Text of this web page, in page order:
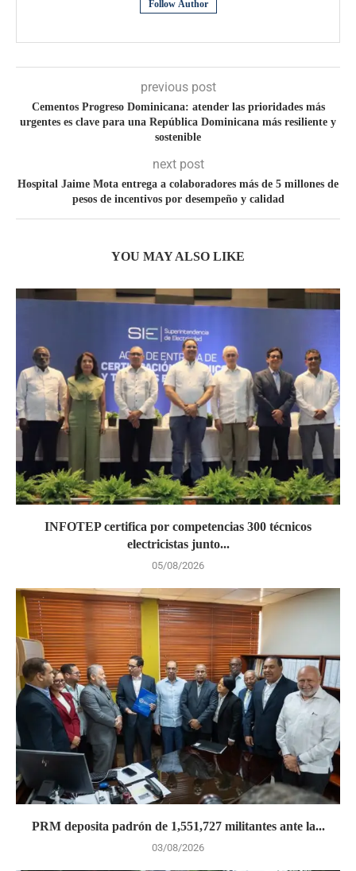
Follow Author
previous post
Cementos Progreso Dominicana: atender las prioridades más​
urgentes es clave para una República Dominicana más resiliente​ y
sostenible
next post
Hospital Jaime Mota entrega a colaboradores más de 5 millones de
pesos de incentivos por desempeño y calidad
YOU MAY ALSO LIKE
INFOTEP certifica por competencias 300 técnicos
electricistas junto...
05/08/2026
PRM deposita padrón de 1,551,727 militantes ante la...
03/08/2026